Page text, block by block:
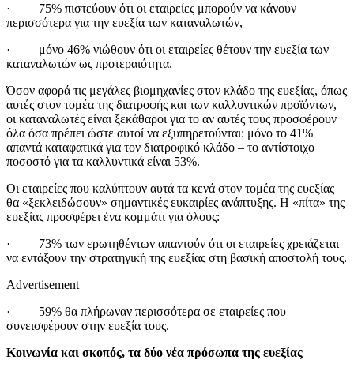
· 75% πιστεύουν ότι οι εταιρείες μπορούν να κάνουν
περισσότερα για την ευεξία των καταναλωτών,
· μόνο 46% νιώθουν ότι οι εταιρείες θέτουν την ευεξία των
καταναλωτών ως προτεραιότητα.
Όσον αφορά τις μεγάλες βιομηχανίες στον κλάδο της ευεξίας, όπως
αυτές στον τομέα της διατροφής και των καλλυντικών προϊόντων,
οι καταναλωτές είναι ξεκάθαροι για το αν αυτές τους προσφέρουν
όλα όσα πρέπει ώστε αυτοί να εξυπηρετούνται: μόνο το 41%
απαντά καταφατικά για τον διατροφικό κλάδο – το αντίστοιχο
ποσοστό για τα καλλυντικά είναι 53%.
Οι εταιρείες που καλύπτουν αυτά τα κενά στον τομέα της ευεξίας
θα «ξεκλειδώσουν» σημαντικές ευκαιρίες ανάπτυξης. Η «πίτα» της
ευεξίας προσφέρει ένα κομμάτι για όλους:
· 73% των ερωτηθέντων απαντούν ότι οι εταιρείες χρειάζεται
να εντάξουν την στρατηγική της ευεξίας στη βασική αποστολή τους.
Advertisement
· 59% θα πλήρωναν περισσότερα σε εταιρείες που
συνεισφέρουν στην ευεξία τους.
Κοινωνία και σκοπός, τα δύο νέα πρόσωπα της ευεξίας